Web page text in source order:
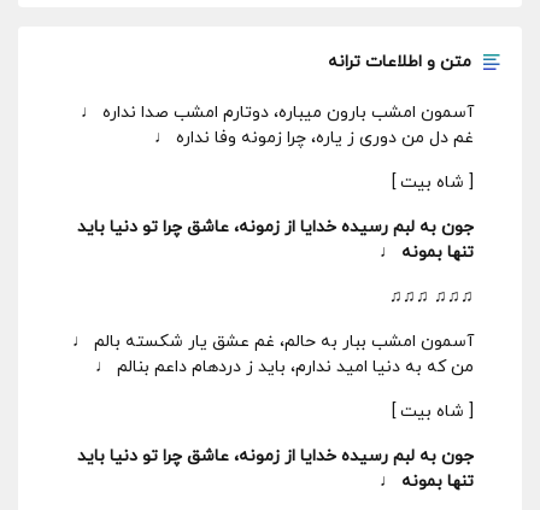
متن و اطلاعات ترانه
آسمون امشب بارون میباره، دوتارم امشب صدا نداره ♩
غم دل من دوری ز یاره، چرا زمونه وفا نداره ♩
[ شاه بیت ]
جون به لبم رسیده خدایا از زمونه، عاشق چرا تو دنیا باید
تنها بمونه ♩
♫♫♫ ♫♫♫
آسمون امشب ببار به حالم، غم عشق یار شکسته بالم ♩
من که به دنیا امید ندارم، باید ز دردهام داعم بنالم ♩
[ شاه بیت ]
جون به لبم رسیده خدایا از زمونه، عاشق چرا تو دنیا باید
تنها بمونه ♩